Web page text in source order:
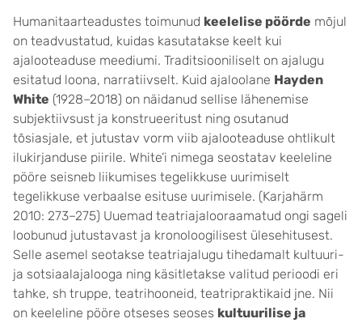
Humanitaarteadustes toimunud keelelise pöörde mõjul
on teadvustatud, kuidas kasutatakse keelt kui
ajalooteaduse meediumi. Traditsiooniliselt on ajalugu
esitatud loona, narratiivselt. Kuid ajaloolane Hayden
White (1928–2018) on näidanud sellise lähenemise
subjektiivsust ja konstrueeritust ning osutanud
tõsiasjale, et jutustav vorm viib ajalooteaduse ohtlikult
ilukirjanduse piirile. White’i nimega seostatav keeleline
pööre seisneb liikumises tegelikkuse uurimiselt
tegelikkuse verbaalse esituse uurimisele. (Karjahärm
2010: 273–275) Uuemad teatriajalooraamatud ongi sageli
loobunud jutustavast ja kronoloogilisest ülesehitusest.
Selle asemel seotakse teatriajalugu tihedamalt kultuuri-
ja sotsiaalajalooga ning käsitletakse valitud perioodi eri
tahke, sh truppe, teatrihooneid, teatripraktikaid jne. Nii
on keeleline pööre otseses seoses kultuurilise ja